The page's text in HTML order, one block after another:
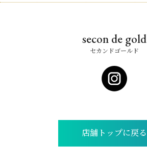
secon de gold
セカンドゴールド
店舗トップに戻る